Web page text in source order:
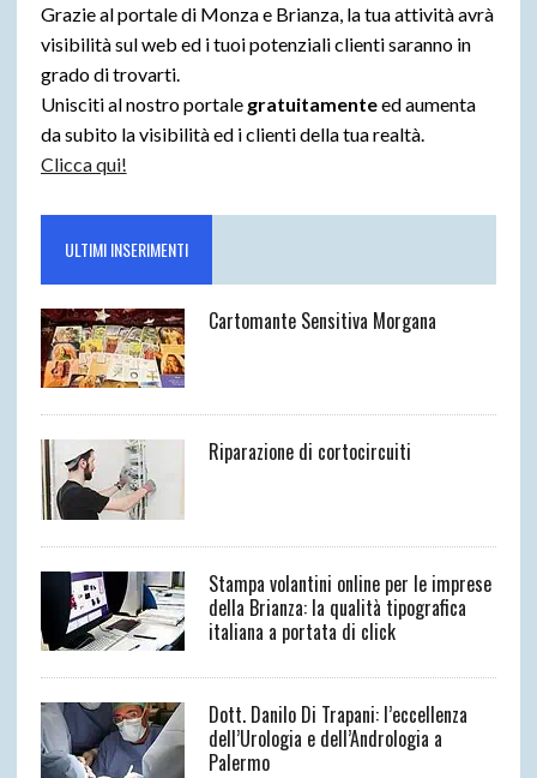
Grazie al portale di Monza e Brianza, la tua attività avrà
visibilità sul web ed i tuoi potenziali clienti saranno in
grado di trovarti.
Unisciti al nostro portale gratuitamenteed aumenta
da subito la visibilità ed i clienti della tua realtà.
Clicca qui!
ULTIMI INSERIMENTI
Cartomante Sensitiva Morgana
Riparazione di cortocircuiti
Stampa volantini online per le imprese
della Brianza: la qualità tipografica
italiana a portata di click
Dott. Danilo Di Trapani: l’eccellenza
dell’Urologia e dell’Andrologia a
Palermo